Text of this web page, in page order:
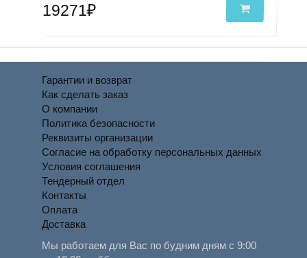
19271₽
Гарантии и возврат
Как сделать заказ
О компании
Политика безопасности
Реквизиты организации
Согласие на обработку персональных данных
Условия соглашения
Тендерный отдел
Контакты
Оплата
Доставка
Мы работаем для Вас по будним дням с 9:00